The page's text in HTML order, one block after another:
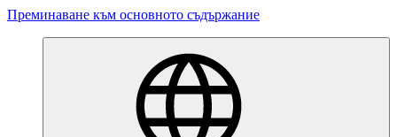
Преминаване към основното съдържание